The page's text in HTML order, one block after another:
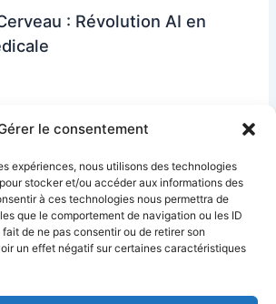
le consentement
expériences, nous utilisons des technologies
stocker et/ou accéder aux informations des
à ces technologies nous permettra de
que le comportement de navigation ou les ID
de ne pas consentir ou de retirer son
un effet négatif sur certaines caractéristiques
: Révolution AI en
l'Institut du Cerveau utilise l'IA
science médicale et transformer les